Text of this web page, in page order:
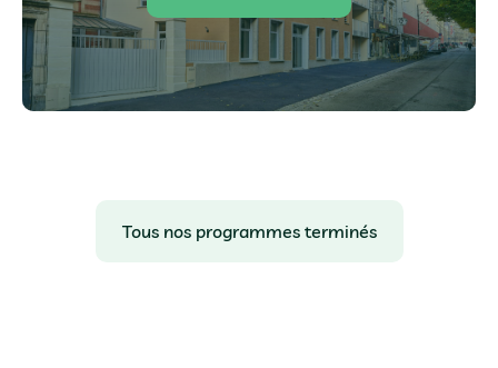
Tous nos programmes terminés